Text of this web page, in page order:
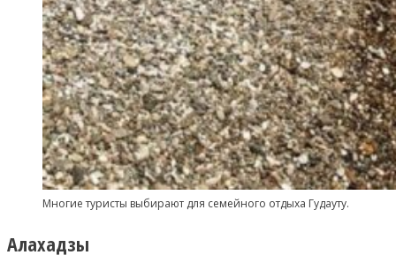
Многие туристы выбирают для семейного отдыха Гудауту.
Алахадзы